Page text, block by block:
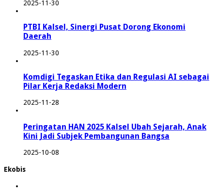
2025-11-30
PTBI Kalsel, Sinergi Pusat Dorong Ekonomi
Daerah
2025-11-30
Komdigi Tegaskan Etika dan Regulasi AI sebagai
Pilar Kerja Redaksi Modern
2025-11-28
Peringatan HAN 2025 Kalsel Ubah Sejarah, Anak
Kini Jadi Subjek Pembangunan Bangsa
2025-10-08
Ekobis